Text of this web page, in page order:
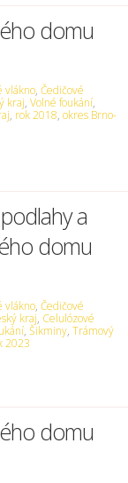
domu
vlákno,Čedičové
kraj,Volné foukání,
, rok 2018,okres Brno-
a
domu
vlákno,Čedičové
kraj, Celulózové
,Šikminy,Trámový
2023
domu